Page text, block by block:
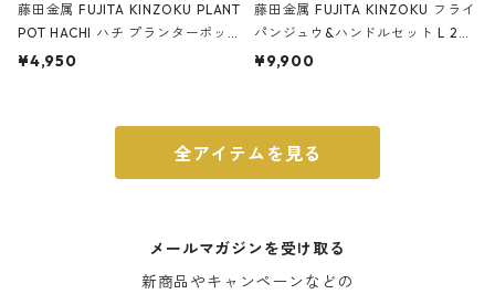
藤田金属 FUJITA KINZOKU PLANT
POT HACHI ハチ プランターポッ
ト 3号 ブラック
¥4,950
藤田金属 FUJITA KINZOKU フライ
パンジュウ&ハンドルセット L 24c
m ガス火・IH対応 鉄フライパン
¥9,900
全アイテムを見る
メールマガジンを受け取る
新商品やキャンペーンなどの